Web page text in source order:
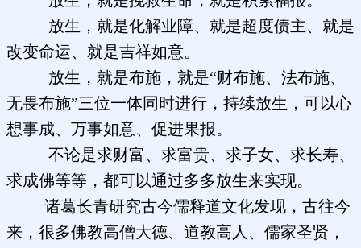
放生，就是化解业障、就是超度债主、就是
改变命运、就是吉祥如意。
放生，就是布施，就是“财布施、法布施、
无畏布施”三位一体同时进行，持续放生，可以心
想事成、万事如意、促进果报。
不论是求财富、求富贵、求子女、求长寿、
求成佛等等，都可以通过多多放生来实现。
诸葛长青研究古今儒释道文化发现，古往今
来，很多佛教高僧大德、道教高人、儒家圣贤，